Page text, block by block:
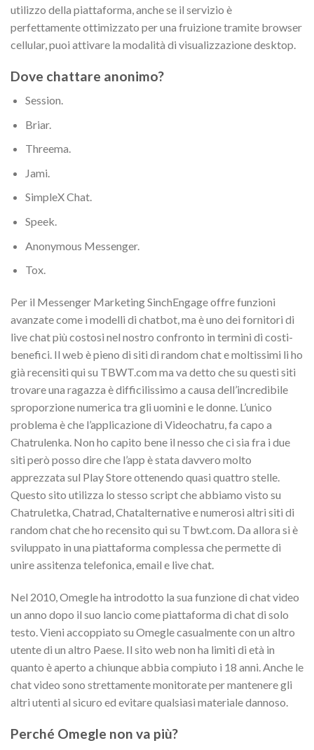
utilizzo della piattaforma, anche se il servizio è
perfettamente ottimizzato per una fruizione tramite browser
cellular, puoi attivare la modalità di visualizzazione desktop.
Dove chattare anonimo?
Session.
Briar.
Threema.
Jami.
SimpleX Chat.
Speek.
Anonymous Messenger.
Tox.
Per il Messenger Marketing SinchEngage offre funzioni
avanzate come i modelli di chatbot, ma è uno dei fornitori di
live chat più costosi nel nostro confronto in termini di costi-
benefici. Il web è pieno di siti di random chat e moltissimi li ho
già recensiti qui su TBWT.com ma va detto che su questi siti
trovare una ragazza è difficilissimo a causa dell’incredibile
sproporzione numerica tra gli uomini e le donne. L’unico
problema è che l’applicazione di Videochatru, fa capo a
Chatrulenka. Non ho capito bene il nesso che ci sia fra i due
siti però posso dire che l’app è stata davvero molto
apprezzata sul Play Store ottenendo quasi quattro stelle.
Questo sito utilizza lo stesso script che abbiamo visto su
Chatruletka, Chatrad, Chatalternative e numerosi altri siti di
random chat che ho recensito qui su Tbwt.com. Da allora si è
sviluppato in una piattaforma complessa che permette di
unire assitenza telefonica, email e live chat.
Nel 2010, Omegle ha introdotto la sua funzione di chat video
un anno dopo il suo lancio come piattaforma di chat di solo
testo. Vieni accoppiato su Omegle casualmente con un altro
utente di un altro Paese. Il sito web non ha limiti di età in
quanto è aperto a chiunque abbia compiuto i 18 anni. Anche le
chat video sono strettamente monitorate per mantenere gli
altri utenti al sicuro ed evitare qualsiasi materiale dannoso.
Perché Omegle non va più?